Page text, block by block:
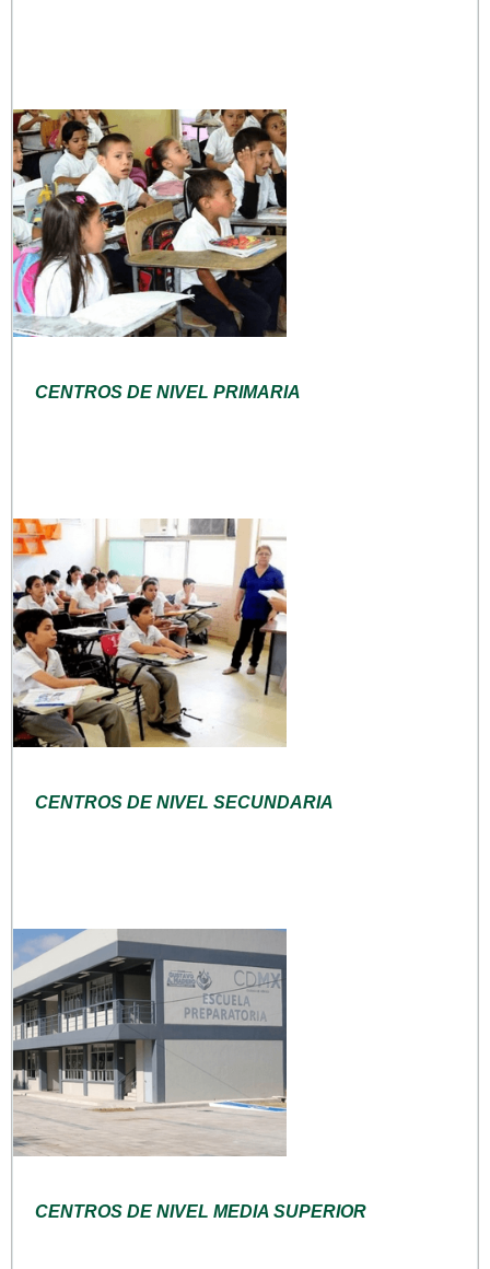
CENTROS DE NIVEL PRIMARIA
CENTROS DE NIVEL SECUNDARIA
CENTROS DE NIVEL MEDIA SUPERIOR